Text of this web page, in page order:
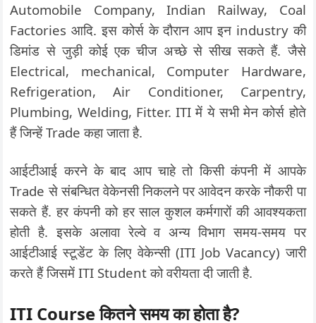
Automobile Company, Indian Railway, Coal
Factories आदि. इस कोर्स के दौरान आप इन industry की
डिमांड से जुड़ी कोई एक चीज अच्छे से सीख सकते हैं. जैसे
Electrical, mechanical, Computer Hardware,
Refrigeration, Air Conditioner, Carpentry,
Plumbing, Welding, Fitter. ITI में ये सभी मेन कोर्स होते
हैं जिन्हें Trade कहा जाता है.
आईटीआई करने के बाद आप चाहे तो किसी कंपनी में आपके
Trade से संबन्धित वेकेनसी निकलने पर आवेदन करके नौकरी पा
सकते हैं. हर कंपनी को हर साल कुशल कर्मगारों की आवश्यकता
होती है. इसके अलावा रेल्वे व अन्य विभाग समय-समय पर
आईटीआई स्टूडेंट के लिए वेकेन्सी (ITI Job Vacancy) जारी
करते हैं जिसमें ITI Student को वरीयता दी जाती है.
ITI Course कितने समय का होता है?